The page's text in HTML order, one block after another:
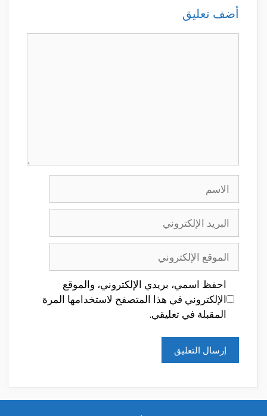
أضف تعليق
الاسم
البريد
الإلكتروني
الموقع
الإلكتروني
احفظ اسمي، بريدي الإلكتروني، والموقع
الإلكتروني في هذا المتصفح لاستخدامها المرة
المقبلة في تعليقي.